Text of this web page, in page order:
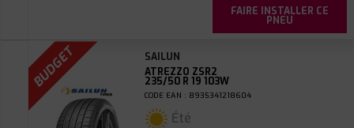
FAIRE INSTALLER CE
PNEU
BUDGET
SAILUN
ATREZZO ZSR2
235/50 R 19 103W
CODE EAN : 8935341218604
Été